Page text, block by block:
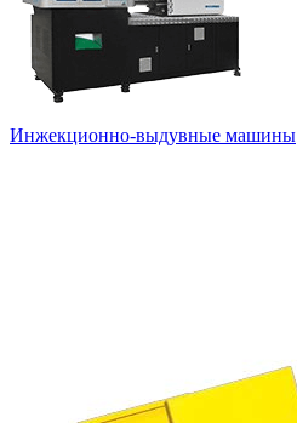
Инжекционно-выдувные машины